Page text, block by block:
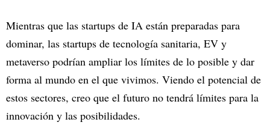
Mientras que las startups de IA están preparadas para
dominar, las startups de tecnología sanitaria, EV y
metaverso podrían ampliar los límites de lo posible y dar
forma al mundo en el que vivimos. Viendo el potencial de
estos sectores, creo que el futuro no tendrá límites para la
innovación y las posibilidades.